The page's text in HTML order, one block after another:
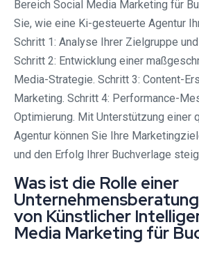
Bereich Social Media Marketing für
Sie, wie eine Ki-gesteuerte Agentur
Schritt 1: Analyse Ihrer Zielgruppe
Schritt 2: Entwicklung einer
Media-Strategie. Schritt 3: Content-
Marketing. Schritt 4: Performance-
Optimierung. Mit Unterstützung einer
Agentur können Sie Ihre
und den Erfolg Ihrer Buchverlage
Was ist die Rolle einer
von Künstlicher
Media Marketing für